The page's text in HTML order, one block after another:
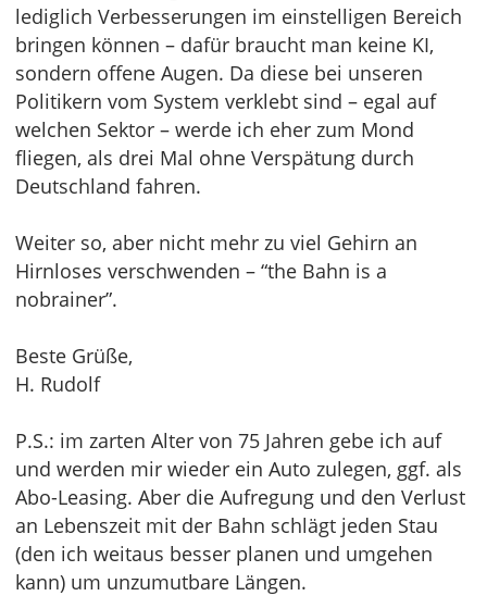
lediglich Verbesserungen im einstelligen Bereich
bringen können – dafür braucht man keine KI,
sondern offene Augen. Da diese bei unseren
Politikern vom System verklebt sind – egal auf
welchen Sektor – werde ich eher zum Mond
fliegen, als drei Mal ohne Verspätung durch
Deutschland fahren.
Weiter so, aber nicht mehr zu viel Gehirn an
Hirnloses verschwenden – “the Bahn is a
nobrainer”.
Beste Grüße,
H. Rudolf
P.S.: im zarten Alter von 75 Jahren gebe ich auf
und werden mir wieder ein Auto zulegen, ggf. als
Abo-Leasing. Aber die Aufregung und den Verlust
an Lebenszeit mit der Bahn schlägt jeden Stau
(den ich weitaus besser planen und umgehen
kann) um unzumutbare Längen.